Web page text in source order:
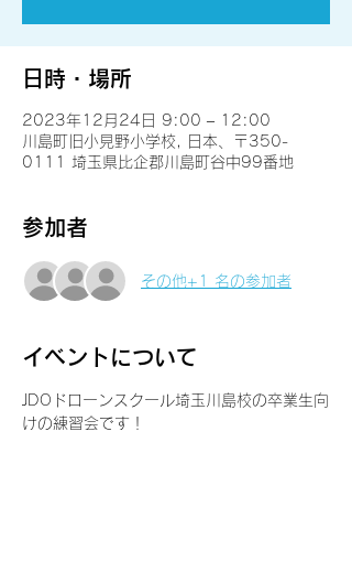
日時・場所
2023年12月24日 9:00 – 12:00
川島町旧小見野小学校, 日本、〒350-
0111 埼玉県比企郡川島町谷中99番地
参加者
その他+1 名の参加者
イベントについて
JDOドローンスクール埼玉川島校の卒業生向
けの練習会です！